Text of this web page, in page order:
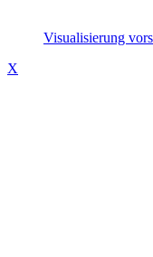
Visualisierung
X